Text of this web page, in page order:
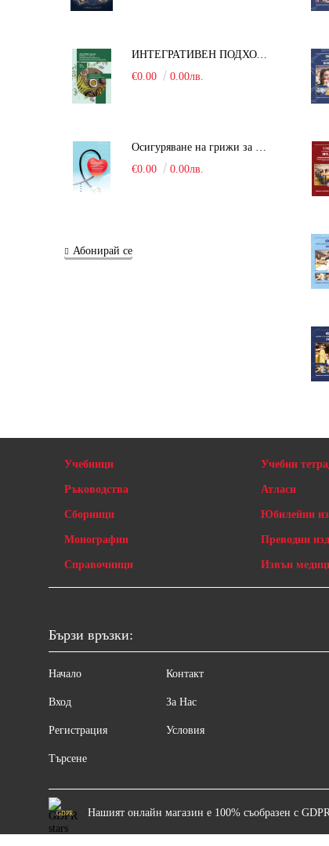
ИНТЕГРАТИВЕН ПОДХОД В БОРБАТА С COVID-19: От патогенезата на Sars-Cov-2 до фитомедицината и етноботаниката. Антивирусна активност и терапевтичен потенциал на българските лечебни растения
€0.00
0.00лв.
Осигуряване на грижи за поддържане на здравното състояние на уязвимите групи от населени
€0.00
0.00лв.
Абонирай се
Учебници
Ръководства
Сборници
Монографии
Справочници
Учебни
Атласи
Юбилейни
Преводни
Извън
Бързи връзки:
Начало
Вход
Регистрация
Търсене
Контакт
За Нас
Условия
GDPR Нашият онлайн магазин е 100% съобразен с